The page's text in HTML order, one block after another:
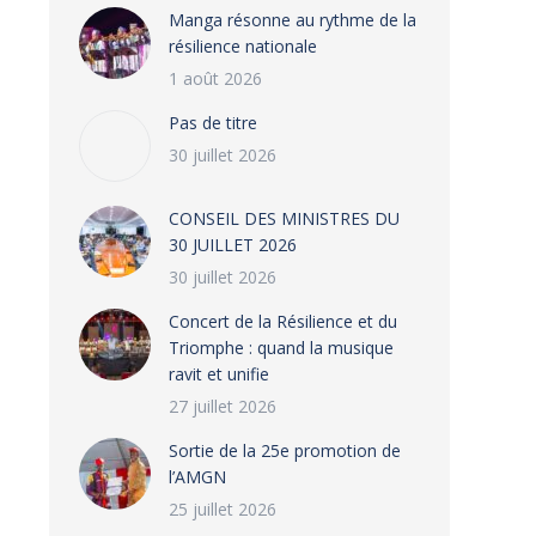
Manga résonne au rythme de la
résilience nationale
1 août 2026
Pas de titre
30 juillet 2026
CONSEIL DES MINISTRES DU
30 JUILLET 2026
30 juillet 2026
‎​Concert de la Résilience et du
Triomphe : quand la musique
ravit et unifie
27 juillet 2026
‎Sortie de la 25e promotion de
l’AMGN
25 juillet 2026